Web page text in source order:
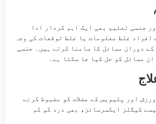
جنسی تعلیم بھی ایک اہم کردار ادا
افراد غلط معلومات یا غلط توقعات کی وجہ
دوران مسائل کا سامنا کرتے ہیں۔ جنسی
مسائل کو حل کیا جا سکتا ہے۔
اور پلیویس کے عضلات کو مضبوط کرنے
کیگلز ایکسرسائز، بھی درد کو کم